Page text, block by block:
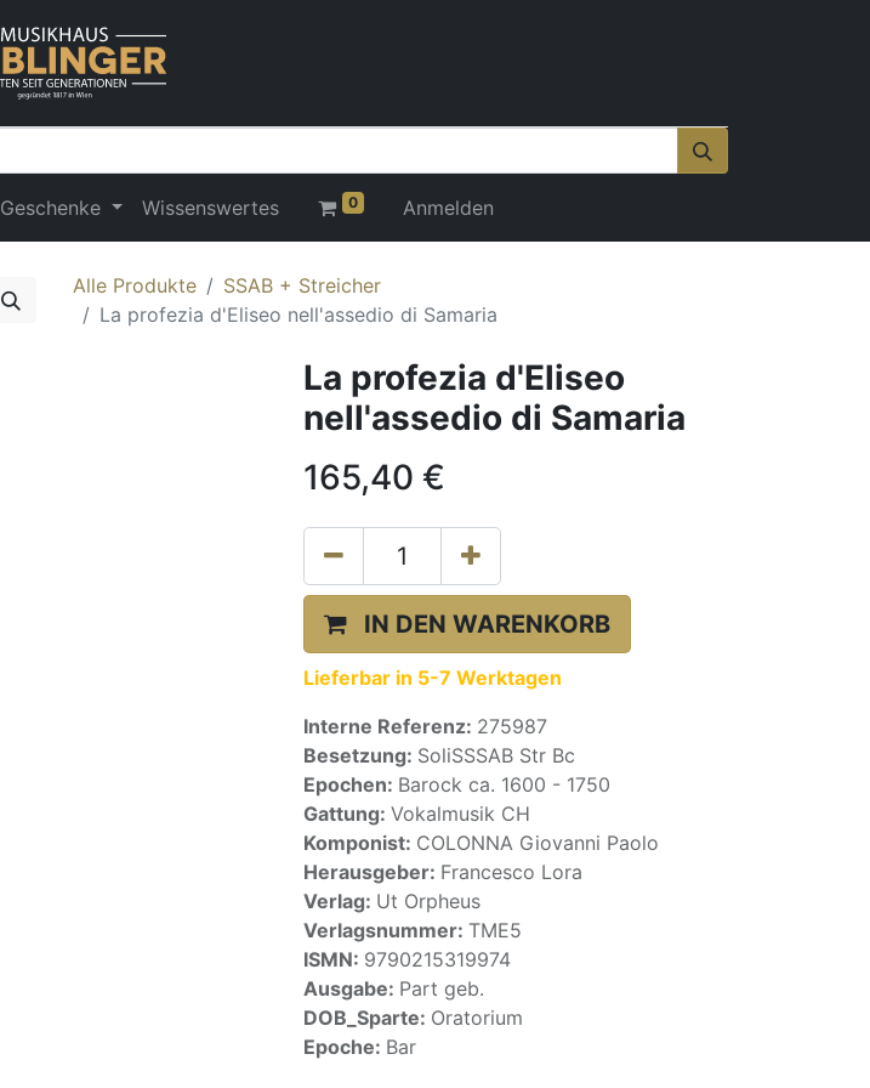
Geschenke Wissenswertes 0 Anmelden
Alle Produkte
SSAB + Streicher
La profezia d'Eliseo nell'assedio di Samaria
La profezia d'Eliseo
nell'assedio di Samaria
165,40 €
IN DEN WARENKORB
Lieferbar in 5-7 Werktagen
Interne Referenz: 275987
Besetzung: SoliSSSAB Str Bc
Epochen: Barock ca. 1600 - 1750
Gattung: Vokalmusik CH
Komponist: COLONNA Giovanni Paolo
Herausgeber: Francesco Lora
Verlag: Ut Orpheus
Verlagsnummer: TME5
ISMN: 9790215319974
Ausgabe: Part geb.
DOB_Sparte: Oratorium
Epoche: Bar